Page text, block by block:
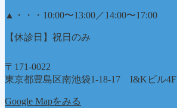
▲ ・・・10:00〜13:00／14:00〜17:00
【休診日】祝日のみ
〒171-0022
東京都豊島区南池袋1-18-17 I&Kビル4F
Google Mapをみる